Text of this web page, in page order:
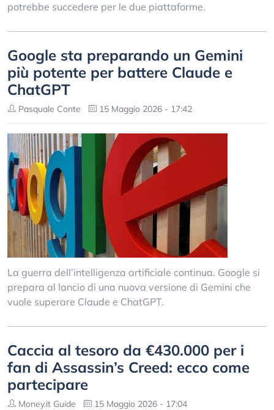
potrebbe succedere per le due piattaforme.
Google sta preparando un Gemini
più potente per battere Claude e
ChatGPT
Pasquale Conte 15 Maggio 2026 - 17:42
La guerra dell’intelligenza artificiale continua. Google si
prepara al lancio di una nuova versione di Gemini che
vuole superare Claude e ChatGPT.
Caccia al tesoro da €430.000 per i
fan di Assassin’s Creed: ecco come
partecipare
Money.it Guide 15 Maggio 2026 - 17:04